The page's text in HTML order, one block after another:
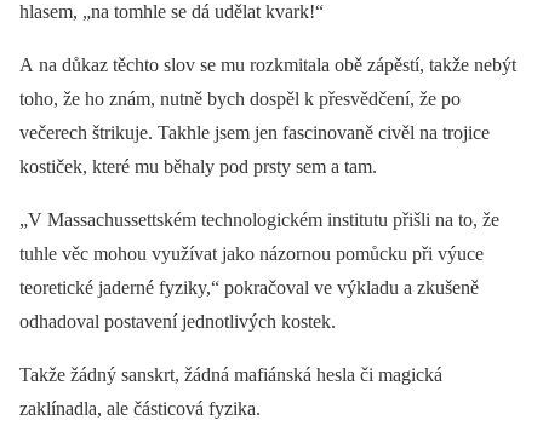
hlasem, „na tomhle se dá udělat kvark!“
A na důkaz těchto slov se mu rozkmitala obě zápěstí, takže nebýt
toho, že ho znám, nutně bych dospěl k přesvědčení, že po
večerech štrikuje. Takhle jsem jen fascinovaně civěl na trojice
kostiček, které mu běhaly pod prsty sem a tam.
„V Massachussettském technologickém institutu přišli na to, že
tuhle věc mohou využívat jako názornou pomůcku při výuce
teoretické jaderné fyziky,“ pokračoval ve výkladu a zkušeně
odhadoval postavení jednotlivých kostek.
Takže žádný sanskrt, žádná mafiánská hesla či magická
zaklínadla, ale částicová fyzika.